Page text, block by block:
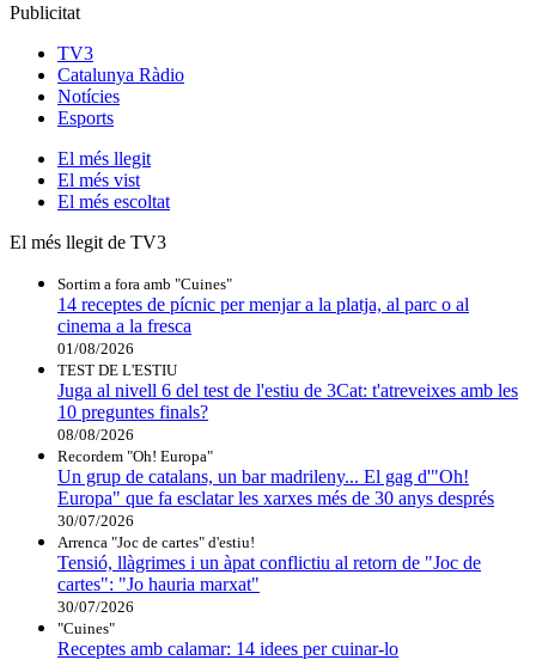
Publicitat
TV3
Catalunya Ràdio
Notícies
Esports
El més llegit
El més vist
El més escoltat
El més llegit de TV3
Sortim a fora amb "Cuines"
14 receptes de pícnic per menjar a la platja, al parc o al
cinema a la fresca
01/08/2026
TEST DE L'ESTIU
Juga al nivell 6 del test de l'estiu de 3Cat: t'atreveixes amb les
10 preguntes finals?
08/08/2026
Recordem "Oh! Europa"
Un grup de catalans, un bar madrileny... El gag d'"Oh!
Europa" que fa esclatar les xarxes més de 30 anys després
30/07/2026
Arrenca "Joc de cartes" d'estiu!
Tensió, llàgrimes i un àpat conflictiu al retorn de "Joc de
cartes": "Jo hauria marxat"
30/07/2026
"Cuines"
Receptes amb calamar: 14 idees per cuinar-lo